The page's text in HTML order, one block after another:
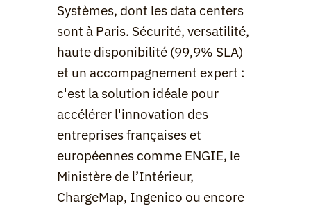
Systèmes, dont les data centers
sont à Paris. Sécurité, versatilité,
haute disponibilité (99,9% SLA)
et un accompagnement expert :
c'est la solution idéale pour
accélérer l'innovation des
entreprises françaises et
européennes comme ENGIE, le
Ministère de l’Intérieur,
ChargeMap, Ingenico ou encore